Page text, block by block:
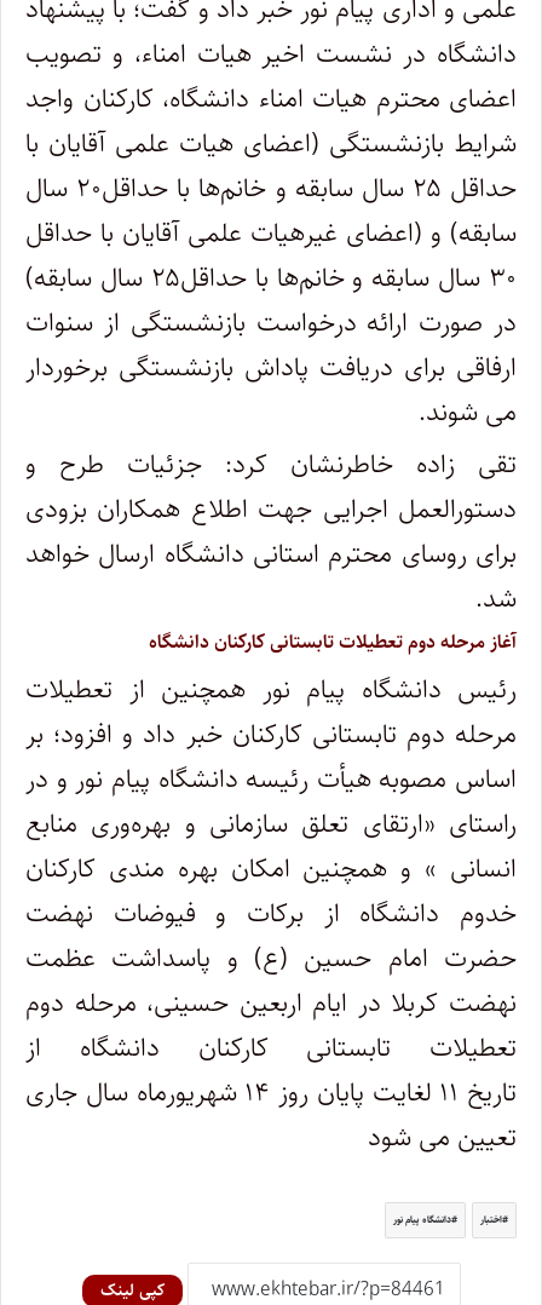
علمی و اداری پیام نور خبر داد و گفت؛ با پیشنهاد
دانشگاه در نشست اخیر هیات امناء، و تصویب
اعضای محترم هیات امناء دانشگاه، کارکنان واجد
شرایط بازنشستگی (اعضای هیات علمی آقایان با
حداقل ۲۵ سال سابقه و خانم‌ها با حداقل۲۰ سال
سابقه) و (اعضای غیرهیات علمی آقایان با حداقل
۳۰ سال سابقه و خانم‌ها با حداقل۲۵ سال سابقه)
در صورت ارائه درخواست بازنشستگی از سنوات
ارفاقی برای دریافت پاداش بازنشستگی برخوردار
می شوند.
تقی زاده خاطرنشان کرد: جزئیات طرح و
دستورالعمل اجرایی جهت اطلاع همکاران بزودی
برای روسای محترم استانی دانشگاه ارسال خواهد
شد.
آغاز مرحله دوم تعطیلات تابستانی کارکنان دانشگاه
رئیس دانشگاه پیام نور همچنین از تعطیلات
مرحله دوم تابستانی کارکنان خبر داد و افزود؛ بر
اساس مصوبه هیأت رئیسه دانشگاه پیام نور و در
راستای «ارتقای تعلق سازمانی و بهره‌وری منابع
انسانی » و همچنین امکان بهره مندی کارکنان
خدوم دانشگاه از برکات و فیوضات نهضت
حضرت امام حسین (ع) و پاسداشت عظمت
نهضت کربلا در ایام اربعین حسینی، مرحله دوم
تعطیلات تابستانی کارکنان دانشگاه از
تاریخ ۱۱ لغایت پایان روز ۱۴ شهریورماه سال جاری
تعیین می شود
اختبار دانشگاه پیام نور
کپی لینک